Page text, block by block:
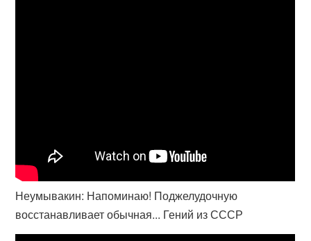
Неумывакин: Напоминаю! Поджелудочную
восстанавливает обычная... Гений из СССР